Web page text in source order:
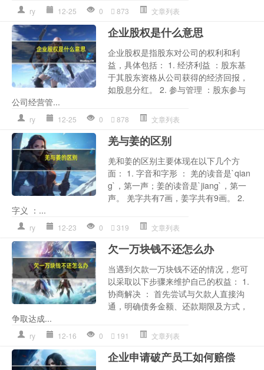
ry 12-25 0 873 文章列表
企业股权是什么意思
企业股权是指股东对公司的权利和利
益，具体包括： 1. 经济利益 ：股东基
于其股东资格从公司获得的经济回报，
如股息分红。 2. 参与管理 ：股东参与
公司经营管...
ry 12-25 0 878 文章列表
羌与姜的区别
羌和姜的区别主要体现在以下几个方
面： 1. 字音和字形 ： 羌的读音是`qian
g`，第一声；姜的读音是`jiang`，第一
声。 羌字共有7画，姜字共有9画。 2.
字义 ：...
ry 12-23 0 319 文章列表
欠一万块钱不还怎么办
当遇到欠款一万块钱不还的情况，您可
以采取以下步骤来维护自己的权益： 1.
协商解决 ： 首先尝试与欠款人直接沟
通，明确债务金额、还款期限及方式，
争取达成...
ry 12-16 0 191 文章列表
企业申请破产员工如何赔偿